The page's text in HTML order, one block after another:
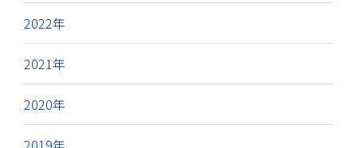
2022年
2021年
2020年